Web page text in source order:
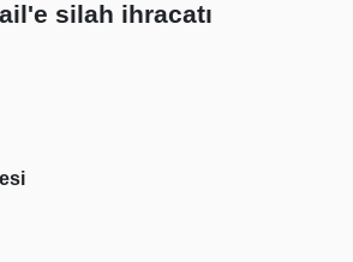
silah ihracatı